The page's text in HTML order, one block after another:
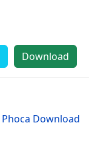
Download
Phoca Download